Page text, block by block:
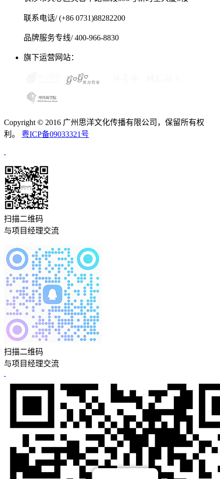
联系电话/ (+86 0731)88282200
品牌服务专线/ 400-966-8830
旗下运营网站：
Copyright © 2016 广州思洋文化传播有限公司，保留所有权
利。 粤ICP备09033321号
扫描二维码
与项目经理交流
扫描二维码
与项目经理交流